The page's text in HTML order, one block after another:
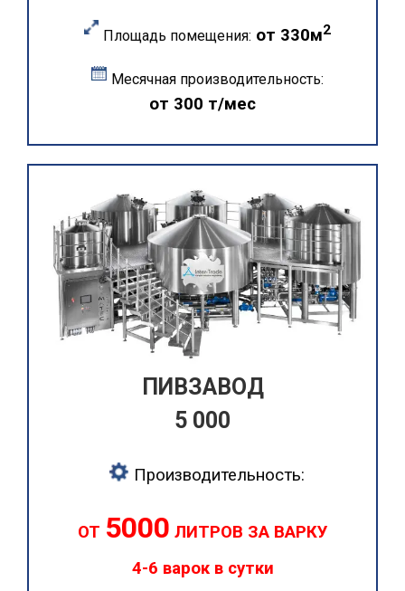
Площадь помещения: от 330м2
Месячная производительность:
от 300 т/мес
ПИВЗАВОД
5 000
Производительность:
ОТ 5000 ЛИТРОВ ЗА ВАРКУ
4-6 варок в сутки